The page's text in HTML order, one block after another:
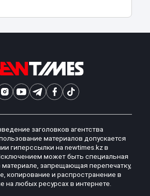
заголовков агентства
материалов допускается
гиперссылки на newtimes.kz в
может быть специальная
материале, запрещающая перепечатку,
копирование и распространение в
на любых ресурсах в интернете.